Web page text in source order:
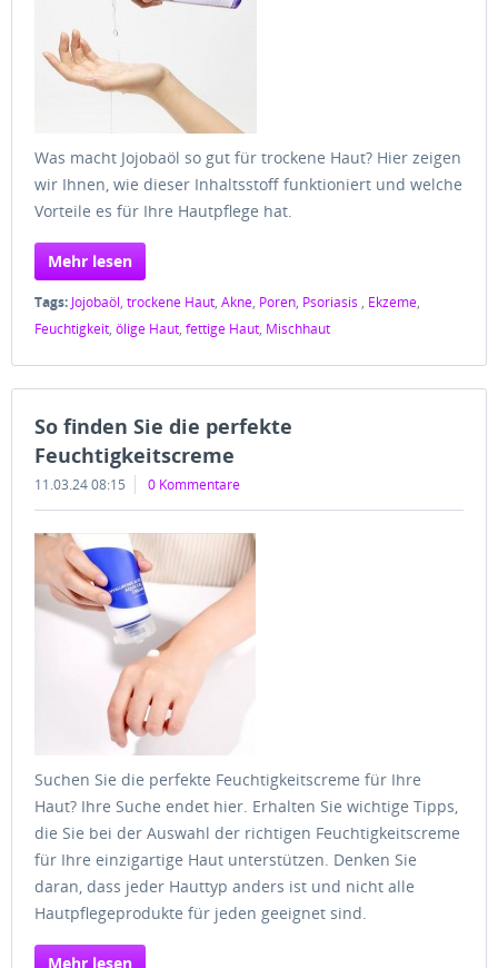
Was macht Jojobaöl so gut für trockene Haut? Hier zeigen
wir Ihnen, wie dieser Inhaltsstoff funktioniert und welche
Vorteile es für Ihre Hautpflege hat.
Mehr lesen
Tags: Jojobaöl, trockene Haut, Akne, Poren, Psoriasis , Ekzeme,
Feuchtigkeit, ölige Haut, fettige Haut, Mischhaut
So finden Sie die perfekte
Feuchtigkeitscreme
11.03.24 08:15 0 Kommentare
Suchen Sie die perfekte Feuchtigkeitscreme für Ihre
Haut? Ihre Suche endet hier. Erhalten Sie wichtige Tipps,
die Sie bei der Auswahl der richtigen Feuchtigkeitscreme
für Ihre einzigartige Haut unterstützen. Denken Sie
daran, dass jeder Hauttyp anders ist und nicht alle
Hautpflegeprodukte für jeden geeignet sind.
Mehr lesen